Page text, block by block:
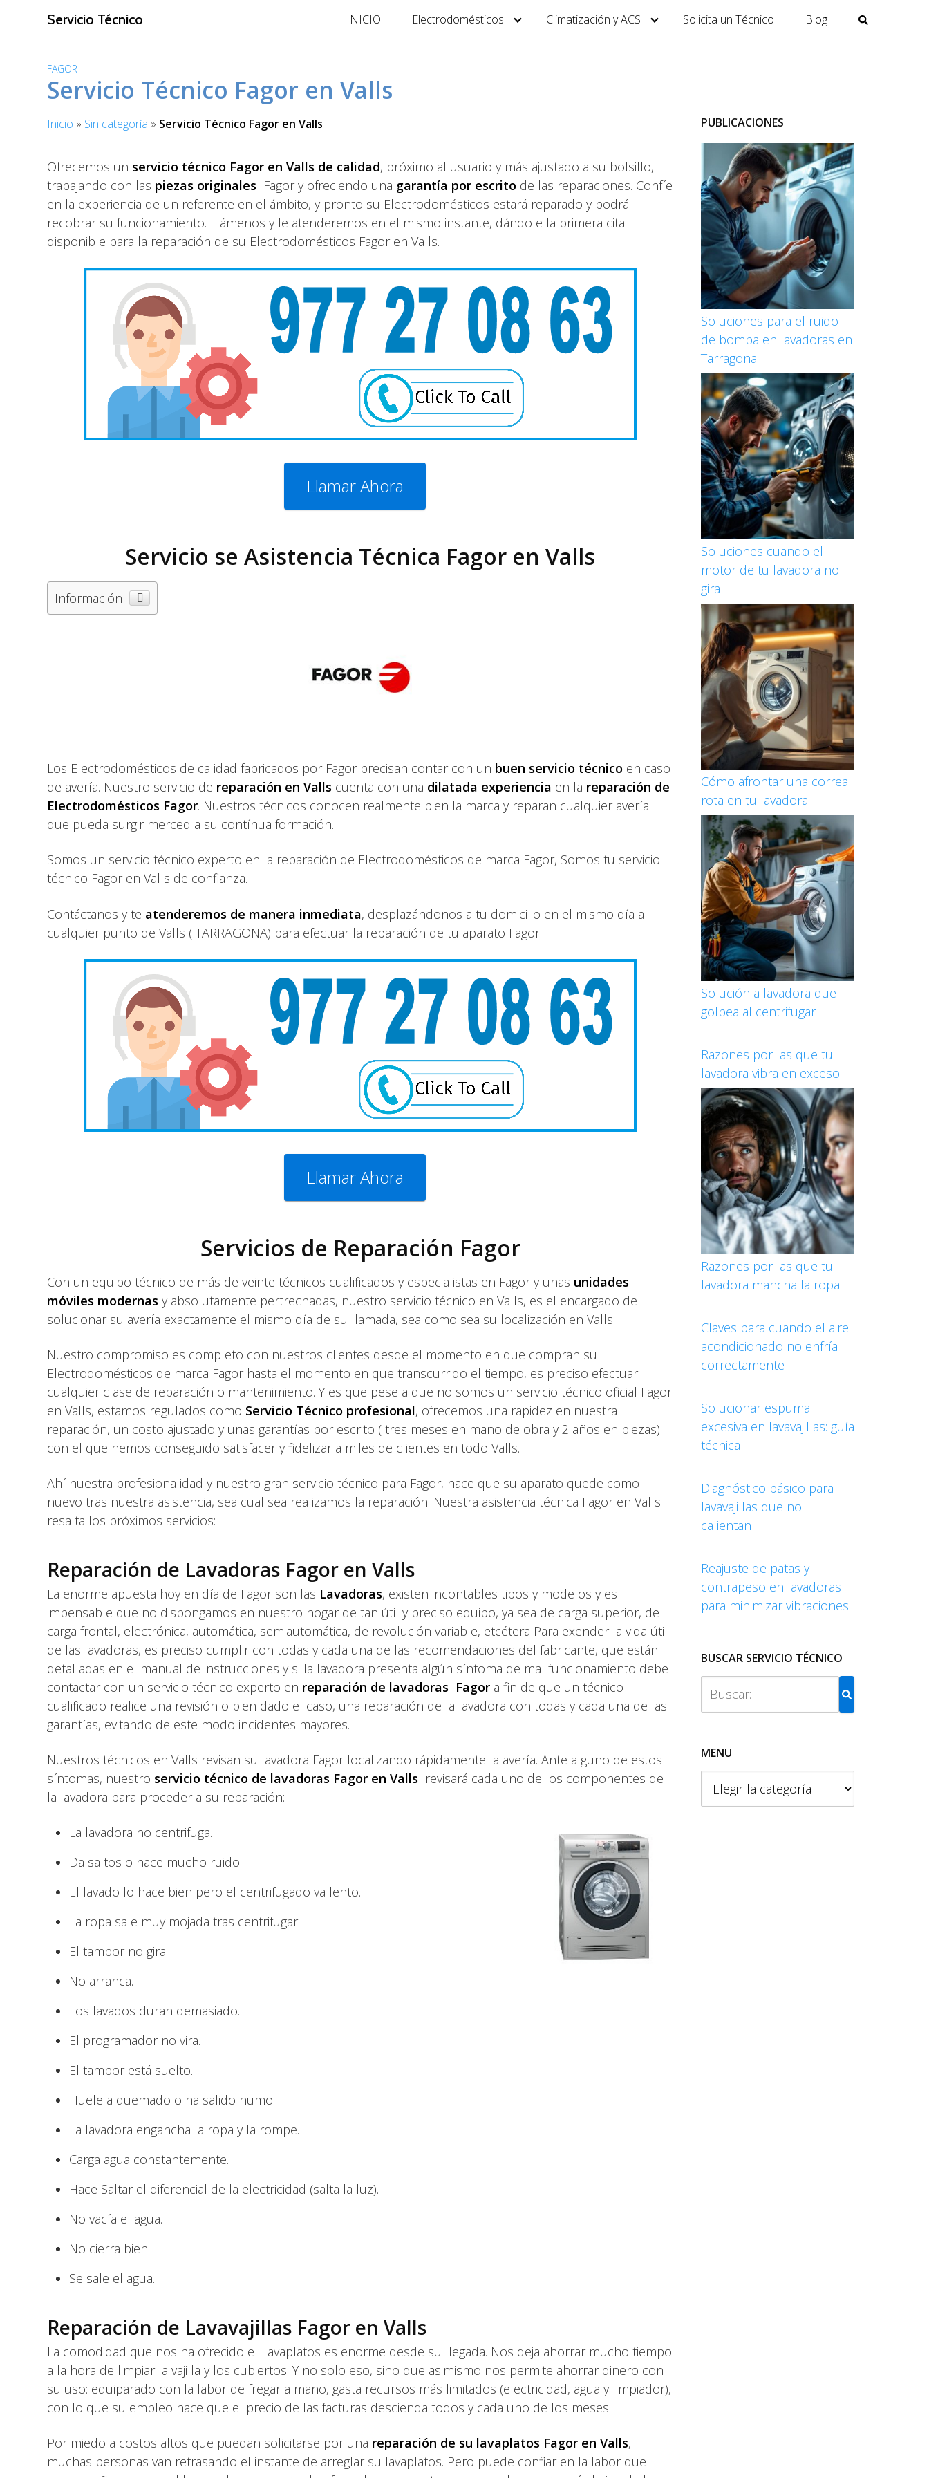
l
Servicio Técnico INICIO Electrodomésticos Climatización y ACS Solicita un Técnico Blog
FAGOR
Servicio Técnico Fagor en Valls
Inicio » Sin categoría » Servicio Técnico Fagor en Valls
Ofrecemos un servicio técnico Fagor en Valls de calidad, próximo al usuario y más ajustado a su bolsillo,
trabajando con las piezas originales Fagor y ofreciendo una garantía por escrito de las reparaciones. Confíe
en la experiencia de un referente en el ámbito, y pronto su Electrodomésticos estará reparado y podrá
recobrar su funcionamiento. Llámenos y le atenderemos en el mismo instante, dándole la primera cita
disponible para la reparación de su Electrodomésticos Fagor en Valls.
Llamar Ahora
Servicio se Asistencia Técnica Fagor en Valls
Información
Los Electrodomésticos de calidad fabricados por Fagor precisan contar con un buen servicio técnico en caso
de avería. Nuestro servicio de reparación en Valls cuenta con una dilatada experiencia en la reparación de
Electrodomésticos Fagor. Nuestros técnicos conocen realmente bien la marca y reparan cualquier avería
que pueda surgir merced a su contínua formación.
Somos un servicio técnico experto en la reparación de Electrodomésticos de marca Fagor, Somos tu servicio
técnico Fagor en Valls de confianza.
Contáctanos y te atenderemos de manera inmediata, desplazándonos a tu domicilio en el mismo día a
cualquier punto de Valls ( TARRAGONA) para efectuar la reparación de tu aparato Fagor.
Llamar Ahora
Servicios de Reparación Fagor
Con un equipo técnico de más de veinte técnicos cualificados y especialistas en Fagor y unas unidades
móviles modernas y absolutamente pertrechadas, nuestro servicio técnico en Valls, es el encargado de
solucionar su avería exactamente el mismo día de su llamada, sea como sea su localización en Valls.
Nuestro compromiso es completo con nuestros clientes desde el momento en que compran su
Electrodomésticos de marca Fagor hasta el momento en que transcurrido el tiempo, es preciso efectuar
cualquier clase de reparación o mantenimiento. Y es que pese a que no somos un servicio técnico oficial Fagor
en Valls, estamos regulados como Servicio Técnico profesional, ofrecemos una rapidez en nuestra
reparación, un costo ajustado y unas garantías por escrito ( tres meses en mano de obra y 2 años en piezas)
con el que hemos conseguido satisfacer y fidelizar a miles de clientes en todo Valls.
Ahí nuestra profesionalidad y nuestro gran servicio técnico para Fagor, hace que su aparato quede como
nuevo tras nuestra asistencia, sea cual sea realizamos la reparación. Nuestra asistencia técnica Fagor en Valls
resalta los próximos servicios:
Reparación de Lavadoras Fagor en Valls
La enorme apuesta hoy en día de Fagor son las Lavadoras, existen incontables tipos y modelos y es
impensable que no dispongamos en nuestro hogar de tan útil y preciso equipo, ya sea de carga superior, de
carga frontal, electrónica, automática, semiautomática, de revolución variable, etcétera Para exender la vida útil
de las lavadoras, es preciso cumplir con todas y cada una de las recomendaciones del fabricante, que están
detalladas en el manual de instrucciones y si la lavadora presenta algún síntoma de mal funcionamiento debe
contactar con un servicio técnico experto en reparación de lavadoras Fagor a fin de que un técnico
cualificado realice una revisión o bien dado el caso, una reparación de la lavadora con todas y cada una de las
garantías, evitando de este modo incidentes mayores.
Nuestros técnicos en Valls revisan su lavadora Fagor localizando rápidamente la avería. Ante alguno de estos
síntomas, nuestro servicio técnico de lavadoras Fagor en Valls revisará cada uno de los componentes de
la lavadora para proceder a su reparación:
La lavadora no centrifuga.
Da saltos o hace mucho ruido.
El lavado lo hace bien pero el centrifugado va lento.
La ropa sale muy mojada tras centrifugar.
El tambor no gira.
No arranca.
Los lavados duran demasiado.
El programador no vira.
El tambor está suelto.
Huele a quemado o ha salido humo.
La lavadora engancha la ropa y la rompe.
Carga agua constantemente.
Hace Saltar el diferencial de la electricidad (salta la luz).
No vacía el agua.
No cierra bien.
Se sale el agua.
Reparación de Lavavajillas Fagor en Valls
La comodidad que nos ha ofrecido el Lavaplatos es enorme desde su llegada. Nos deja ahorrar mucho tiempo
a la hora de limpiar la vajilla y los cubiertos. Y no solo eso, sino que asimismo nos permite ahorrar dinero con
su uso: equiparado con la labor de fregar a mano, gasta recursos más limitados (electricidad, agua y limpiador),
con lo que su empleo hace que el precio de las facturas descienda todos y cada uno de los meses.
Por miedo a costos altos que puedan solicitarse por una reparación de su lavaplatos Fagor en Valls,
muchas personas van retrasando el instante de arreglar su lavaplatos. Pero puede confiar en la labor que
PUBLICACIONES
Soluciones para el ruido
de bomba en lavadoras en
Tarragona
Soluciones cuando el
motor de tu lavadora no
gira
Cómo afrontar una correa
rota en tu lavadora
Solución a lavadora que
golpea al centrifugar
Razones por las que tu
lavadora vibra en exceso
Razones por las que tu
lavadora mancha la ropa
Claves para cuando el aire
acondicionado no enfría
correctamente
Solucionar espuma
excesiva en lavavajillas: guía
técnica
Diagnóstico básico para
lavavajillas que no
calientan
Reajuste de patas y
contrapeso en lavadoras
para minimizar vibraciones
BUSCAR SERVICIO TÉCNICO
MENU